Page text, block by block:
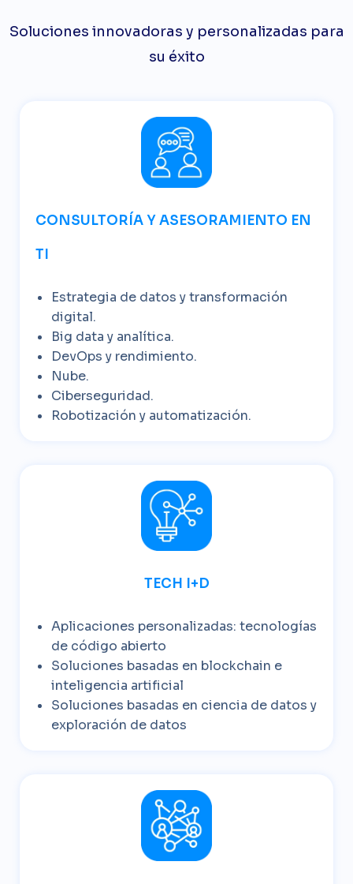
Soluciones innovadoras y personalizadas para
su éxito
CONSULTORÍA Y ASESORAMIENTO EN
TI
Estrategia de datos y transformación
digital.
Big data y analítica.
DevOps y rendimiento.
Nube.
Ciberseguridad.
Robotización y automatización.
TECH I+D
Aplicaciones personalizadas: tecnologías
de código abierto
Soluciones basadas en blockchain e
inteligencia artificial
Soluciones basadas en ciencia de datos y
exploración de datos